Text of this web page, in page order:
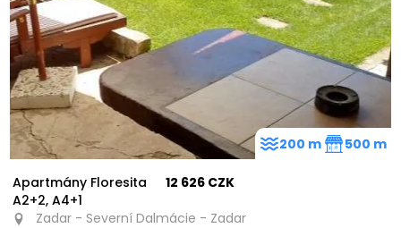
Apartmány Floresita
A2+2, A4+1
12 626 CZK
Zadar - Severní Dalmácie - Zadar
200 m 500 m